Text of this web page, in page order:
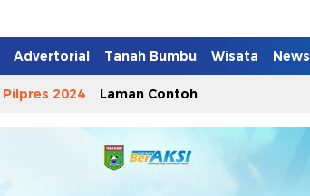
Advertorial Tanah Bumbu Wisata News
Pilpres 2024 Laman Contoh